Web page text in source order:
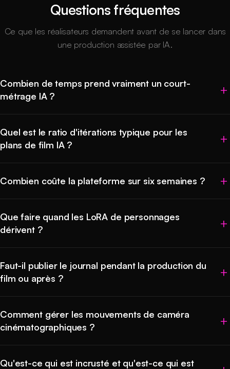
Questions fréquentes
Ce que les réalisateurs demandent avant de se lancer dans
une production assistée par IA.
Combien de temps prend vraiment un court-
métrage IA ?
Quel est le ratio d'itérations typique pour les
plans de film IA ?
Combien coûte la plateforme sur six semaines ?
Que faire quand les LoRA de personnages
dérivent ?
Faut-il publier le journal pendant la production du
film ou après ?
Comment gérer les mouvements de caméra
cinématographiques ?
Qu'est-ce qui est incrusté et qu'est-ce qui est